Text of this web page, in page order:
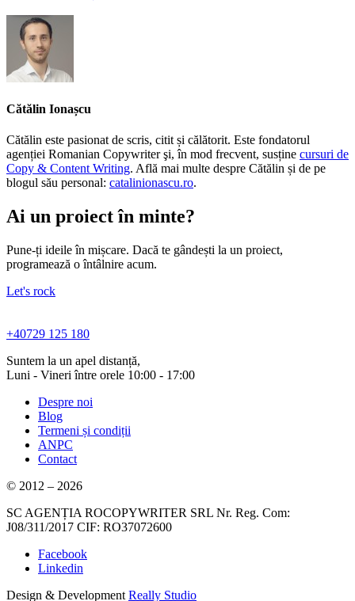
Cătălin Ionașcu
Cătălin este pasionat de scris, citit și călătorit. Este fondatorul
agenției Romanian Copywriter şi, în mod frecvent, susține cursuri de
Copy & Content Writing. Află mai multe despre Cătălin și de pe
blogul său personal: catalinionascu.ro.
Ai un proiect în minte?
Pune-ți ideile în mișcare. Dacă te gândești la un proiect,
programează o întâlnire acum.
Let's rock
+40729 125 180
Suntem la un apel distanță,
Luni - Vineri între orele 10:00 - 17:00
Despre noi
Blog
Termeni și condiții
ANPC
Contact
© 2012 – 2026
SC AGENȚIA ROCOPYWRITER SRL Nr. Reg. Com:
J08/311/2017 CIF: RO37072600
Facebook
Linkedin
Design & Development Really Studio